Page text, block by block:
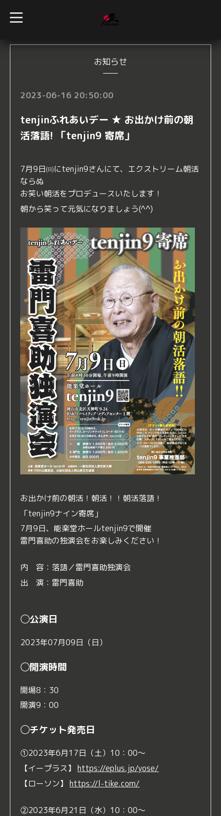
t
o
l
お知らせ
2023-06-16 20:50:00
tenjinふれあいデー ★ お出かけ前の朝
活落語! 「tenjin9 寄席」
7月9日㈰にtenjin9さんにて、エクストリーム朝活
ならぬ
お笑い朝活をプロデュースいたします！
朝から笑って元気になりましょう(^^)
お出かけ前の朝活！朝活！！朝活落語！
「tenjin9ナイン寄席」
7月9日、能楽堂ホールtenjin9で開催
雷門喜助の独演会をお楽しみください！
内 容：落語／雷門喜助独演会
出 演：雷門喜助
◯公演日
2023年07月09日（日）
◯開演時間
開場8：30
開演9：00
◯チケット発売日
①2023年6月17日（土）10：00～
【イープラス】 https://eplus.jp/yose/
【ローソン】 https://l-tike.com/
②2023年6月21日（水）10：00～